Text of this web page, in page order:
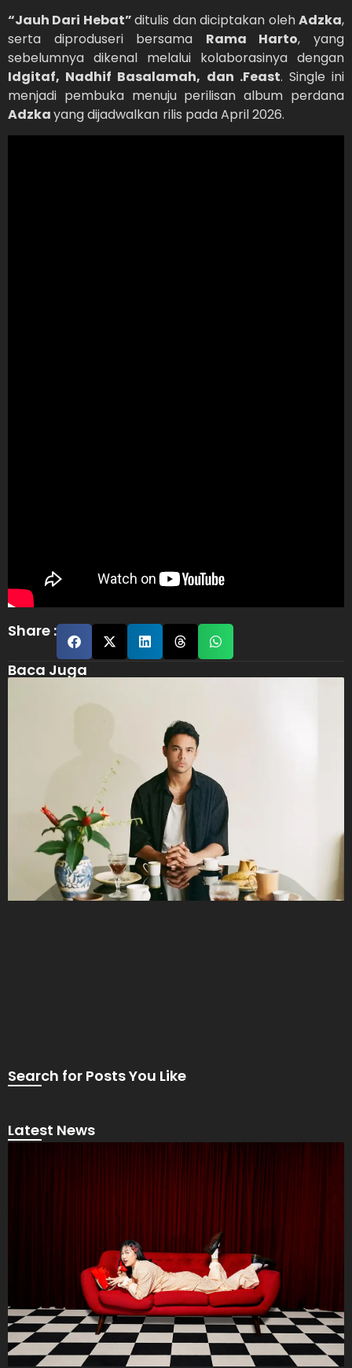
“Jauh Dari Hebat”ditulis dan diciptakan olehAdzka,
serta diproduseri bersama Rama Harto, yang
sebelumnya dikenal melalui kolaborasinya dengan
Idgitaf, Nadhif Basalamah, dan .Feast. Single ini
menjadi pembuka menuju perilisan album perdana
Adzkayang dijadwalkan rilis pada April 2026.
Share :
Baca Juga
Search for Posts You Like
Latest News